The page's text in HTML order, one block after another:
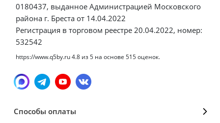
0180437, выданное Администрацией Московского
района г. Бреста от 14.04.2022
Регистрация в торговом реестре 20.04.2022, номер:
532542
https://www.q5by.ru4.8 из5 на основе 515оценок.
Способы оплаты